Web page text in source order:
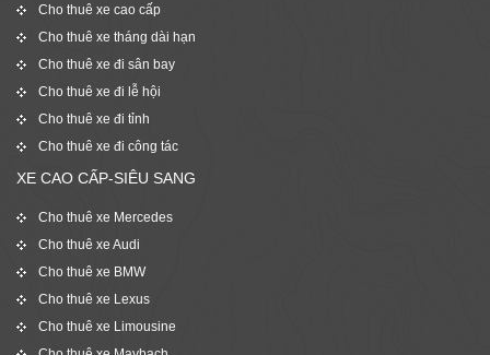
Cho thuê xe cao cấp
Cho thuê xe tháng dài hạn
Cho thuê xe đi sân bay
Cho thuê xe đi lễ hội
Cho thuê xe đi tỉnh
Cho thuê xe đi công tác
XE CAO CẤP-SIÊU SANG
Cho thuê xe Mercedes
Cho thuê xe Audi
Cho thuê xe BMW
Cho thuê xe Lexus
Cho thuê xe Limousine